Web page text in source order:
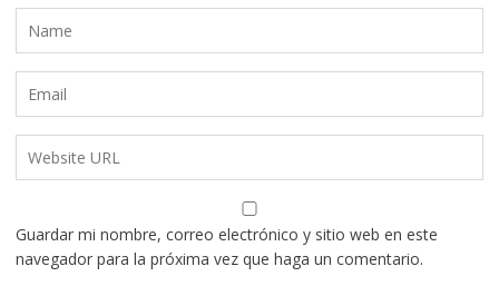
Guardar mi nombre, correo electrónico y sitio web en este
navegador para la próxima vez que haga un comentario.